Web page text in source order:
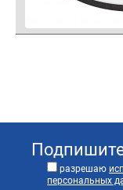
разрешаю
персональных